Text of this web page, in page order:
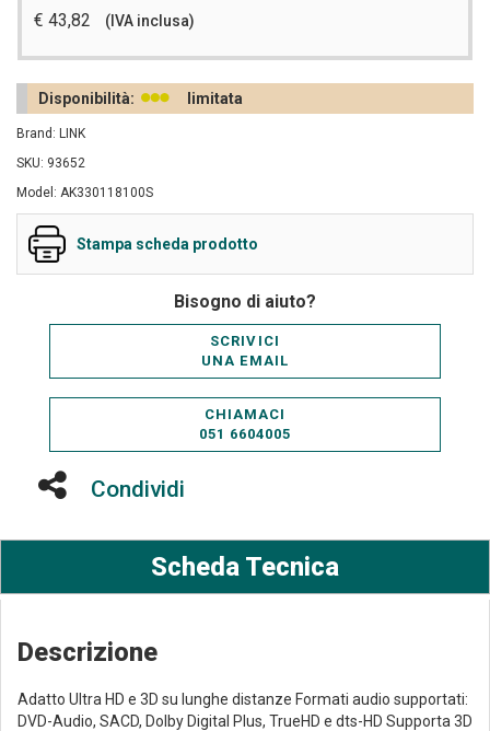
€ 43,82 (IVA inclusa)
Disponibilità: limitata
Brand: LINK
SKU: 93652
Model: AK330118100S
Stampa scheda prodotto
Bisogno di aiuto?
SCRIVICI
UNA EMAIL
CHIAMACI
051 6604005
Condividi
Scheda Tecnica
Descrizione
Adatto Ultra HD e 3D su lunghe distanze Formati audio supportati:
DVD-Audio, SACD, Dolby Digital Plus, TrueHD e dts-HD Supporta 3D